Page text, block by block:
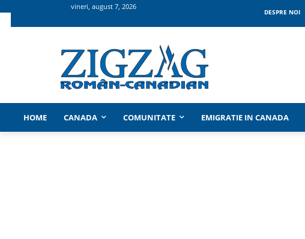
vineri, august 7, 2026
DESPRE NOI
HOME CANADA COMUNITATE EMIGRATIE IN CANADA